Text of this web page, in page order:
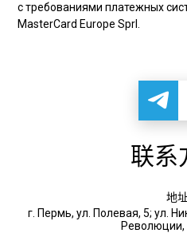
с требованиями платежных
MasterCard Europe Sprl.
联系
地
г. Пермь, ул. Полевая, 5; ул.
Революции,